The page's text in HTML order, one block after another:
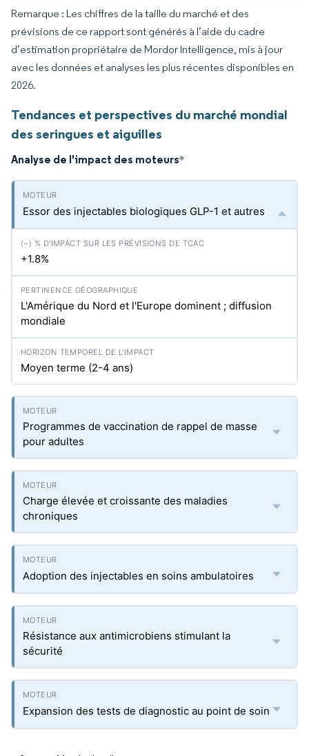
Remarque : Les chiffres de la taille du marché et des
prévisions de ce rapport sont générés à l’aide du cadre
d’estimation propriétaire de Mordor Intelligence, mis à jour
avec les données et analyses les plus récentes disponibles en
2026.
Tendances et perspectives du marché mondial
des seringues et aiguilles
Analyse de l'impact des moteurs*
Essor des injectables biologiques GLP-1 et autres
+1.8%
L'Amérique du Nord et l'Europe dominent ; diffusion
mondiale
Moyen terme (2-4 ans)
Programmes de vaccination de rappel de masse
pour adultes
Charge élevée et croissante des maladies
chroniques
Adoption des injectables en soins ambulatoires
Résistance aux antimicrobiens stimulant la
sécurité
Expansion des tests de diagnostic au point de soin